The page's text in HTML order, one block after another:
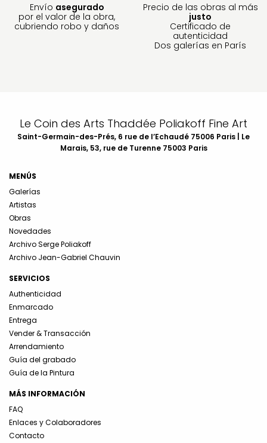
Envío asegurado
por el valor de la obra,
cubriendo robo y daños
Precio de las obras al más
justo
Certificado de
autenticidad
Dos galerías en París
Le Coin des Arts Thaddée Poliakoff Fine Art
Saint-Germain-des-Prés, 6 rue de l’Echaudé 75006 Paris | Le
Marais, 53, rue de Turenne 75003 Paris
MENÚS
Galerías
Artistas
Obras
Novedades
Archivo Serge Poliakoff
Archivo Jean-Gabriel Chauvin
SERVICIOS
Authenticidad
Enmarcado
Entrega
Vender & Transacción
Arrendamiento
Guía del grabado
Guía de la Pintura
MÁS INFORMACIÓN
FAQ
Enlaces y Colaboradores
Contacto